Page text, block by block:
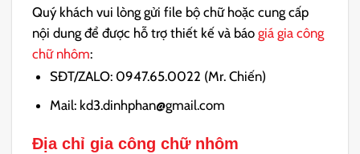
Quý khách vui lòng gửi file bộ chữ hoặc cung cấp
nội dung để được hỗ trợ thiết kế và báogiá gia công
chữ nhôm:
SĐT/ZALO: 0947.65.0022 (Mr. Chiến)
Mail: kd3.dinhphan@gmail.com
Địa chỉ gia công chữ nhôm